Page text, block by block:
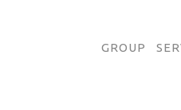
GROUP